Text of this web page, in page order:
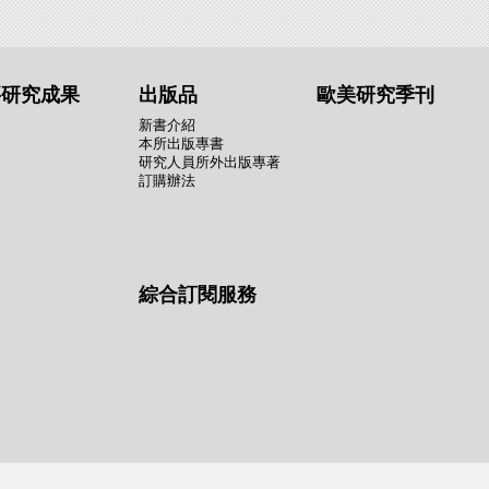
究成果 出版品
新書介紹
本所出版專書
研究人員所外出版專著
訂購辦法
歐美研究季刊
綜合訂閱服務